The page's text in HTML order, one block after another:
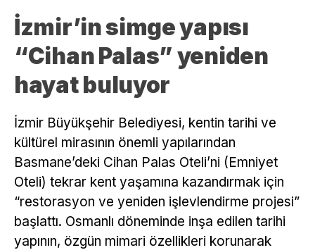
İzmir’in simge yapısı
“Cihan Palas” yeniden
hayat buluyor
İzmir Büyükşehir Belediyesi, kentin tarihi ve
kültürel mirasının önemli yapılarından
Basmane’deki Cihan Palas Oteli’ni (Emniyet
Oteli) tekrar kent yaşamına kazandırmak için
“restorasyon ve yeniden işlevlendirme projesi”
başlattı. Osmanlı döneminde inşa edilen tarihi
yapının, özgün mimari özellikleri korunarak